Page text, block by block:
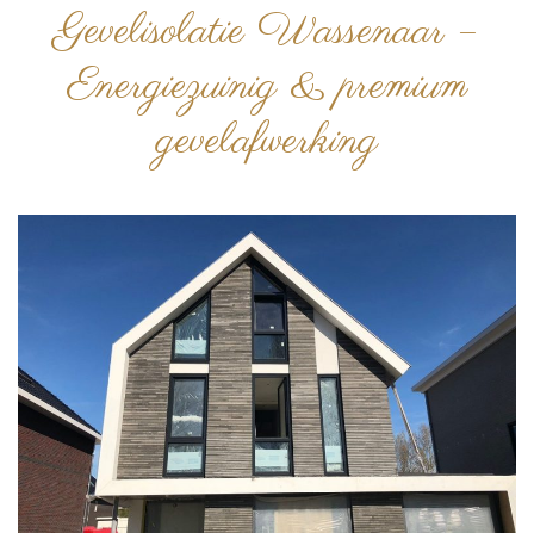
Gevelisolatie Wassenaar –
Energiezuinig & premium
gevelafwerking